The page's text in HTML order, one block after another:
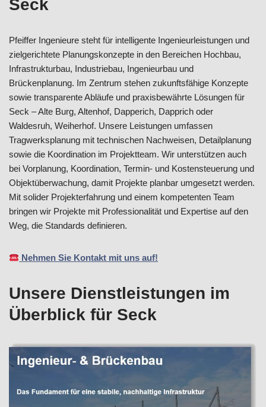
Seck
Pfeiffer Ingenieure steht für intelligente Ingenieurleistungen und
zielgerichtete Planungskonzepte in den Bereichen Hochbau,
Infrastrukturbau, Industriebau, Ingenieurbau und
Brückenplanung. Im Zentrum stehen zukunftsfähige Konzepte
sowie transparente Abläufe und praxisbewährte Lösungen für
Seck – Alte Burg, Altenhof, Dapperich, Dapprich oder
Waldesruh, Weiherhof. Unsere Leistungen umfassen
Tragwerksplanung mit technischen Nachweisen, Detailplanung
sowie die Koordination im Projektteam. Wir unterstützen auch
bei Vorplanung, Koordination, Termin- und Kostensteuerung und
Objektüberwachung, damit Projekte planbar umgesetzt werden.
Mit solider Projekterfahrung und einem kompetenten Team
bringen wir Projekte mit Professionalität und Expertise auf den
Weg, die Standards definieren.
Nehmen Sie Kontakt mit uns auf!
Unsere Dienstleistungen im
Überblick für Seck